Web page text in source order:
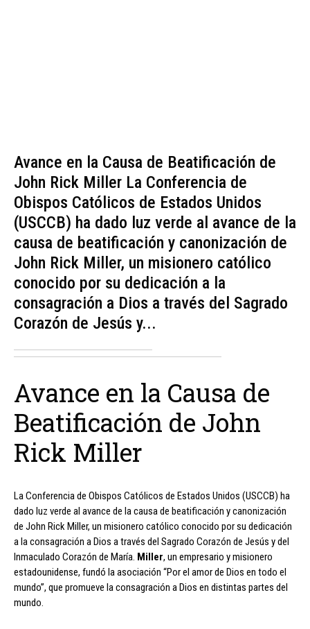
Avance en la Causa de Beatificación de
John Rick Miller La Conferencia de
Obispos Católicos de Estados Unidos
(USCCB) ha dado luz verde al avance de la
causa de beatificación y canonización de
John Rick Miller, un misionero católico
conocido por su dedicación a la
consagración a Dios a través del Sagrado
Corazón de Jesús y...
Avance en la Causa de
Beatificación de John
Rick Miller
La Conferencia de Obispos Católicos de Estados Unidos (USCCB) ha
dado luz verde al avance de la causa de beatificación y canonización
de John Rick Miller, un misionero católico conocido por su dedicación
a la consagración a Dios a través del Sagrado Corazón de Jesús y del
Inmaculado Corazón de María. Miller, un empresario y misionero
estadounidense, fundó la asociación “Por el amor de Dios en todo el
mundo”, que promueve la consagración a Dios en distintas partes del
mundo.